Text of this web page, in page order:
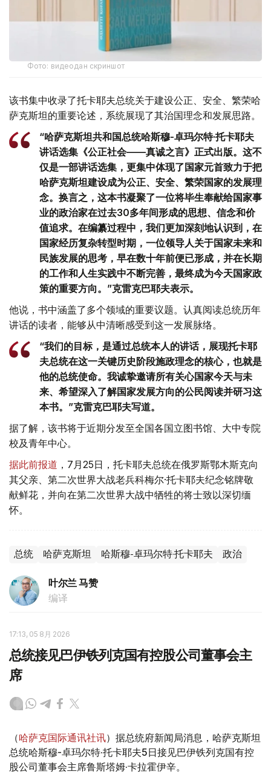
Фото: видеодан скриншот
该书集中收录了托卡耶夫总统关于建设公正、安全、繁荣哈
萨克斯坦的重要论述，系统展现了其治国理念和发展思路。
“哈萨克斯坦共和国总统哈斯穆-卓玛尔特·托卡耶夫
讲话选集《公正社会——真诚之言》正式出版。这不
仅是一部讲话选集，更集中体现了国家元首致力于把
哈萨克斯坦建设成为公正、安全、繁荣国家的发展理
念。换言之，这本书凝聚了一位将毕生奉献给国家事
业的政治家在过去30多年间形成的思想、信念和价
值追求。在编纂过程中，我们更加深刻地认识到，在
国家经历复杂转型时期，一位领导人关于国家未来和
民族发展的思考，早在数十年前便已形成，并在长期
的工作和人生实践中不断完善，最终成为今天国家政
策的重要方向。”克雷克巴耶夫表示。
他说，书中涵盖了多个领域的重要议题。认真阅读总统历年
讲话的读者，能够从中清晰感受到这一发展脉络。
“我们的目标，是通过总统本人的讲话，展现托卡耶
夫总统在这一关键历史阶段施政理念的核心，也就是
他的总统使命。我诚挚邀请所有关心国家今天与未
来、希望深入了解国家发展方向的公民阅读并研习这
本书。”克雷克巴耶夫写道。
据了解，该书将于近期分发至全国各国立图书馆、大中专院
校及青年中心。
据此前报道 ，7月25日，托卡耶夫总统在俄罗斯鄂木斯克向
其父亲、第二次世界大战老兵科梅尔·托卡耶夫纪念铭牌敬
献鲜花，并向在第二次世界大战中牺牲的将士致以深切缅
怀。
总统 哈萨克斯坦 哈斯穆-卓玛尔特·托卡耶夫 政治
叶尔兰 马赞
编译
17:13, 05 8月 2026
总统接见巴伊铁列克国有控股公司董事会主
席
（哈萨克国际通讯社讯）据总统府新闻局消息，哈萨克斯坦
总统哈斯穆-卓玛尔特·托卡耶夫5日接见巴伊铁列克国有控
股公司董事会主席鲁斯塔姆·卡拉霍伊辛。